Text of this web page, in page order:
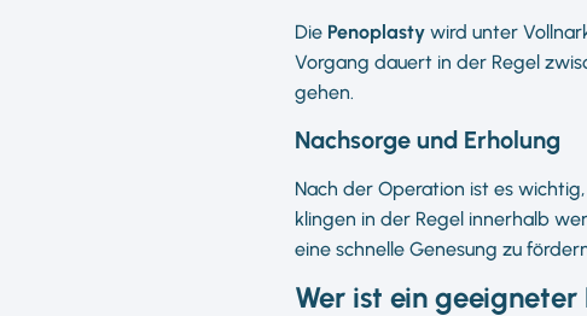
Die Penoplasty wird unter
Vorgang dauert in der Regel
gehen.
Nachsorge und Erholung
Nach der Operation ist es
klingen in der Regel innerhalb
eine schnelle Genesung zu
Wer ist ein